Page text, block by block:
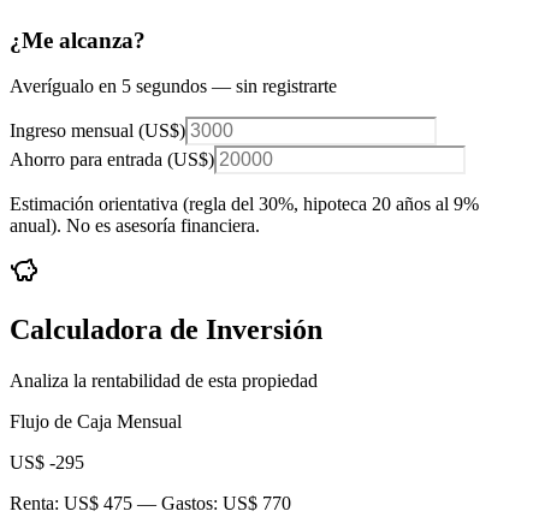
¿Me alcanza?
Averígualo en 5 segundos — sin registrarte
Ingreso mensual (US$)
Ahorro para entrada (US$)
Estimación orientativa (regla del 30%, hipoteca 20 años al 9%
anual). No es asesoría financiera.
Calculadora de Inversión
Analiza la rentabilidad de esta propiedad
Flujo de Caja Mensual
US$ -295
Renta: US$ 475 — Gastos: US$ 770